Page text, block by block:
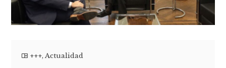
+++,Actualidad